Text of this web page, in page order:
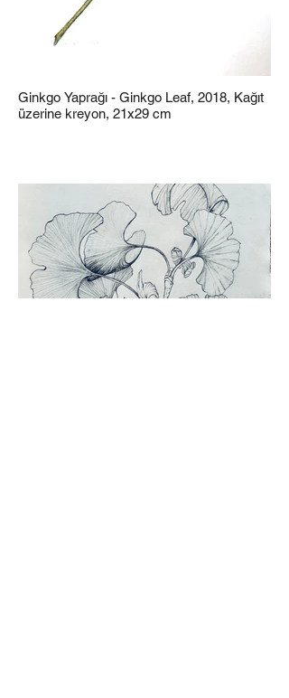
Ginkgo Yaprağı - Ginkgo Leaf, 2018, Kağıt
üzerine kreyon, 21x29 cm